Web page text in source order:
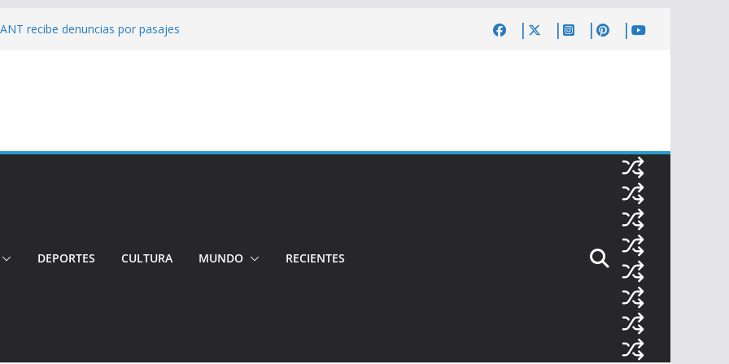
recibe denuncias por pasajes
Dos jóvenes quiteños desaparecen
irregulares fueron detectados en el
DEPORTES CULTURA MUNDO RECIENTES